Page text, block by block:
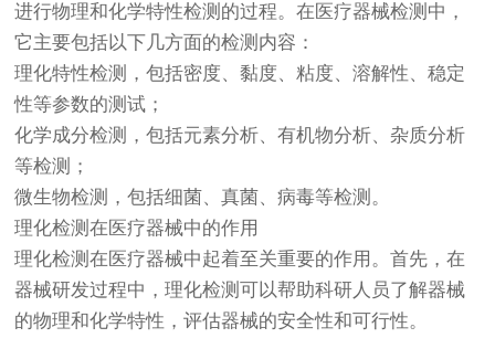
进行物理和化学特性检测的过程。在 医疗器械检测中，
它主要包括以下几方面的检测内容：
理化特性检测，包括密度、黏度、粘度、溶解性、稳定
性等参数的测试；
化学成分检测，包括元素分析、有机物分析、杂质分析
等检测；
微生物检测，包括细菌、真菌、病毒等检测。
理化检测在 医疗器械中的作用
理化检测在医疗器械中起着至关重要的作用。首先，在
器械研发过程中，理化检测可以帮助科研人员了解器械
的物理和化学特性，评估器械的安全性和可行性。